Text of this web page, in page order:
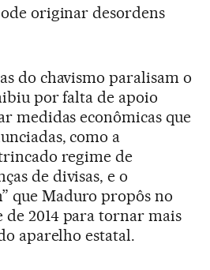
originar desordens
do chavismo paralisam o
por falta de apoio
medidas econômicas que
como a
regime de
de divisas, e o
que Maduro propôs no
2014 para tornar mais
aparelho estatal.